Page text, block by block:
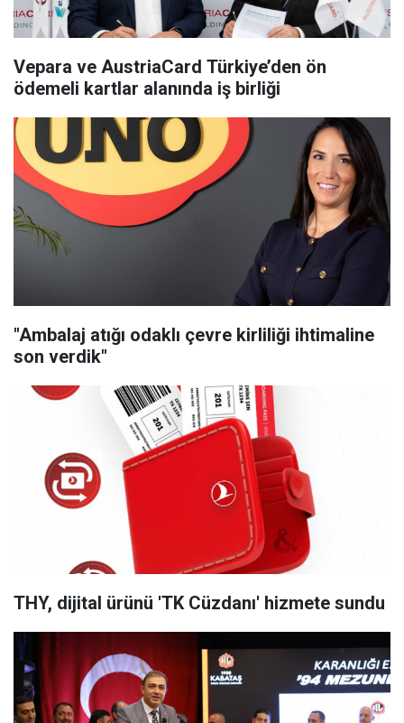
Vepara ve AustriaCard Türkiye’den ön
ödemeli kartlar alanında iş birliği
"Ambalaj atığı odaklı çevre kirliliği ihtimaline
son verdik"
THY, dijital ürünü 'TK Cüzdanı' hizmete sundu